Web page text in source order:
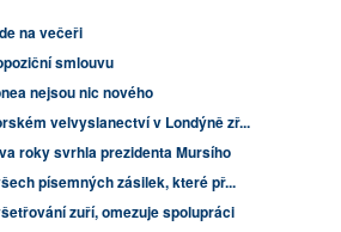
na večeři
smlouvu
nejsou nic nového
velvyslanectví v Londýně zř...
roky svrhla prezidenta Mursího
písemných zásilek, které př...
zuří, omezuje spolupráci